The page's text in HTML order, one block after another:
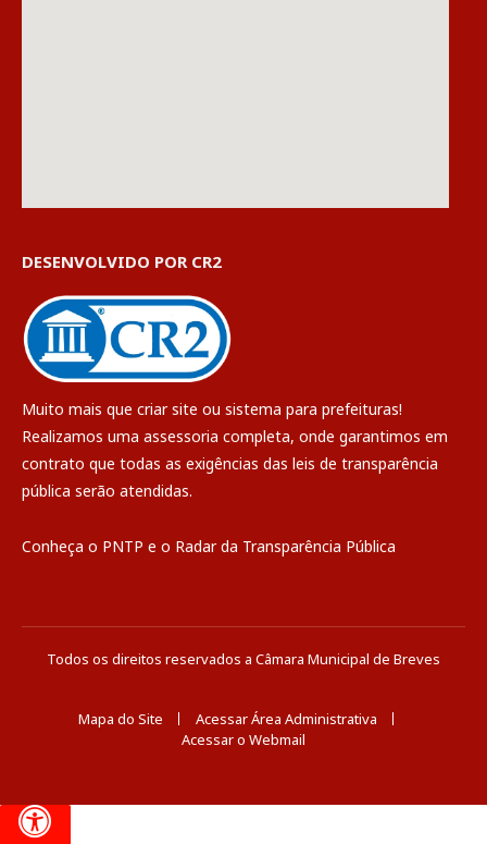
DESENVOLVIDO POR CR2
Muito mais que criar site ou sistema para prefeituras!
Realizamos uma assessoria completa, onde garantimos em
contrato que todas as exigências das leis de transparência
pública serão atendidas.
Conheça o PNTP e o Radar da Transparência Pública
Todos os direitos reservados a Câmara Municipal de Breves
Mapa do Site
Acessar Área Administrativa
Acessar o Webmail